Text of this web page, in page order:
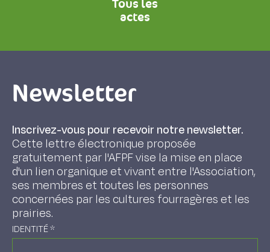
Tous les
actes
Newsletter
Inscrivez-vous pour recevoir notre newsletter.
Cette lettre électronique proposée
gratuitement par l'AFPF vise la mise en place
d'un lien organique et vivant entre l'Association,
ses membres et toutes les personnes
concernées par les cultures fourragères et les
prairies.
IDENTITÉ*